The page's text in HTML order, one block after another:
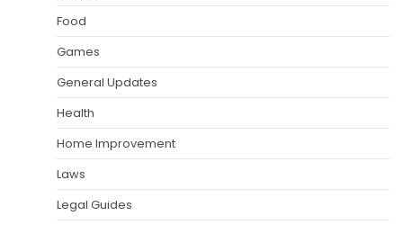
Food
Games
General Updates
Health
Home Improvement
Laws
Legal Guides